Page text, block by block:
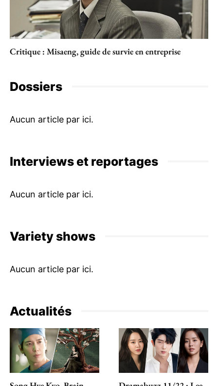
Critique : Misaeng, guide de survie en entreprise
Dossiers
Interviews et reportages
Variety shows
Actualités